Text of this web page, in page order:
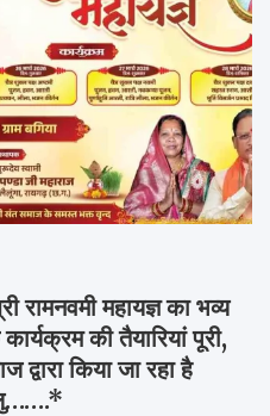
रामनवमी महायज्ञ का भव्य
की तैयारियां पूरी,
किया जा रहा है